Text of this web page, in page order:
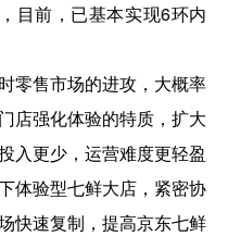
目前，已基本实现6环内
零售市场的进攻，大概率
店强化体验的特质，扩大
入更少，运营难度更轻盈
体验型七鲜大店，紧密协
快速复制，提高京东七鲜